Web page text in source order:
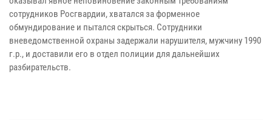
сотрудников Росгвардии, хватался за форменное
обмундирование и пытался скрыться. Сотрудники
вневедомственной охраны задержали нарушителя, мужчину 1990
г.р., и доставили его в отдел полиции для дальнейших
разбирательств.